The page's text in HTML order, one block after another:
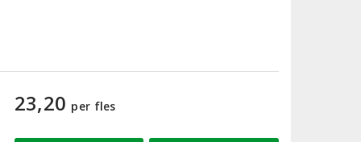
23,20 per fles